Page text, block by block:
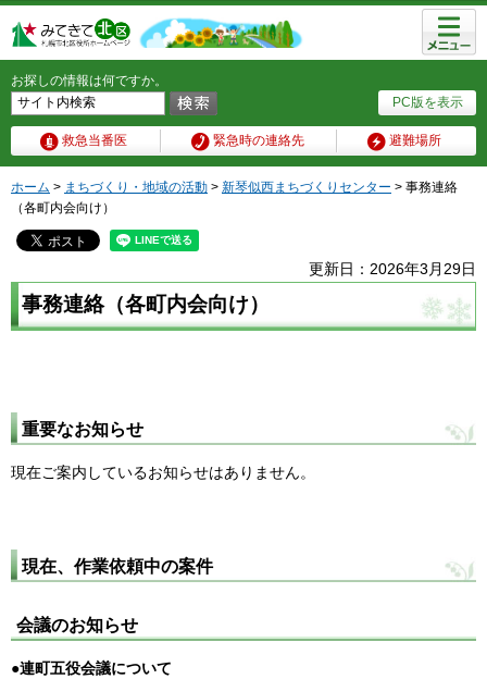
PC版を表示
お探しの情報は何ですか。
救急当番医 緊急時の連絡先 避難場所
メニュ
ー
ホーム > まちづくり・地域の活動 > 新琴似西まちづくりセンター > 事務連絡
（各町内会向け）
更新日：2026年3月29日
事務連絡（各町内会向け）
重要なお知らせ
現在ご案内しているお知らせはありません。
現在、作業依頼中の案件
会議のお知らせ
●連町五役会議について